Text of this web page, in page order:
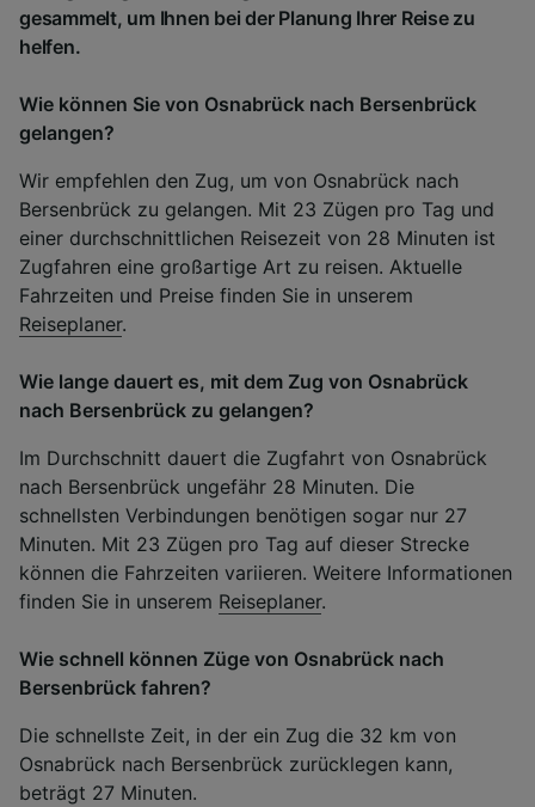
gesammelt, um Ihnen bei der Planung Ihrer Reise zu
helfen.
Wie können Sie von Osnabrück nach Bersenbrück
gelangen?
Wir empfehlen den Zug, um von Osnabrück nach
Bersenbrück zu gelangen. Mit 23 Zügen pro Tag und
einer durchschnittlichen Reisezeit von 28 Minuten ist
Zugfahren eine großartige Art zu reisen. Aktuelle
Fahrzeiten und Preise finden Sie in unserem
Reiseplaner.
Wie lange dauert es, mit dem Zug von Osnabrück
nach Bersenbrück zu gelangen?
Im Durchschnitt dauert die Zugfahrt von Osnabrück
nach Bersenbrück ungefähr 28 Minuten. Die
schnellsten Verbindungen benötigen sogar nur 27
Minuten. Mit 23 Zügen pro Tag auf dieser Strecke
können die Fahrzeiten variieren. Weitere Informationen
finden Sie in unserem Reiseplaner.
Wie schnell können Züge von Osnabrück nach
Bersenbrück fahren?
Die schnellste Zeit, in der ein Zug die 32 km von
Osnabrück nach Bersenbrück zurücklegen kann,
beträgt 27 Minuten.